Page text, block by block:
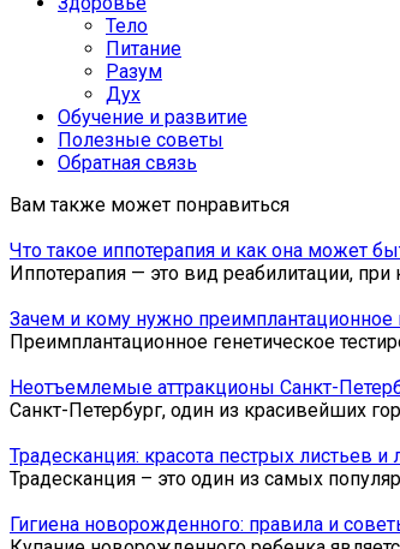
Тело
Питание
Разум
Дух
Обучение и развитие
Полезные советы
Обратная связь
Вам также может понравиться
Что такое иппотерапия и как она может
Иппотерапия — это вид реабилитации,
Зачем и кому нужно преимплантационное
Преимплантационное генетическое
Неотъемлемые аттракционы Санкт-
Санкт-Петербург, один из красивейших
Традесканция: красота пестрых листьев и
Традесканция – это один из самых
Гигиена новорожденного: правила и